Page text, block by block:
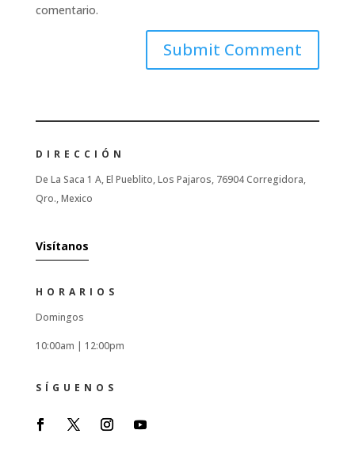
comentario.
DIRECCIÓN
De La Saca 1 A, El Pueblito, Los Pajaros, 76904 Corregidora,
Qro., Mexico
Visítanos
HORARIOS
Domingos
10:00am | 12:00pm
SÍGUENOS